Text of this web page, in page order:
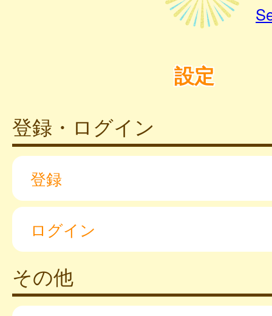
設定
登録・ログイン
登録
ログイン
その他